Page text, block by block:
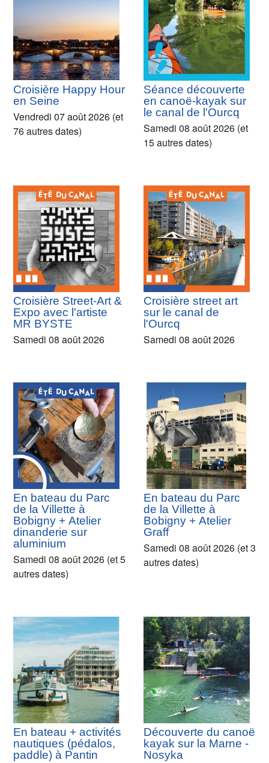
Croisière Happy Hour
en Seine
Vendredi 07 août 2026 (et
76 autres dates)
Séance découverte
en canoë-kayak sur
le canal de l'Ourcq
Samedi 08 août 2026 (et
15 autres dates)
Croisière Street-Art &
Expo avec l'artiste
MR BYSTE
Samedi 08 août 2026
Croisière street art
sur le canal de
l'Ourcq
Samedi 08 août 2026
En bateau du Parc
de la Villette à
Bobigny + Atelier
dinanderie sur
aluminium
Samedi 08 août 2026 (et 5
autres dates)
En bateau du Parc
de la Villette à
Bobigny + Atelier
Graff
Samedi 08 août 2026 (et 3
autres dates)
En bateau + activités
nautiques (pédalos,
paddle) à Pantin
Découverte du canoë
kayak sur la Marne -
Nosyka